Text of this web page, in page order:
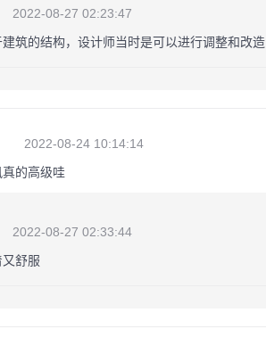
2022-08-27 02:23:47
筑的结构，设计师当时是可以进行调整和改
2022-08-24 10:14:14
的高级哇
2022-08-27 02:33:44
舒服